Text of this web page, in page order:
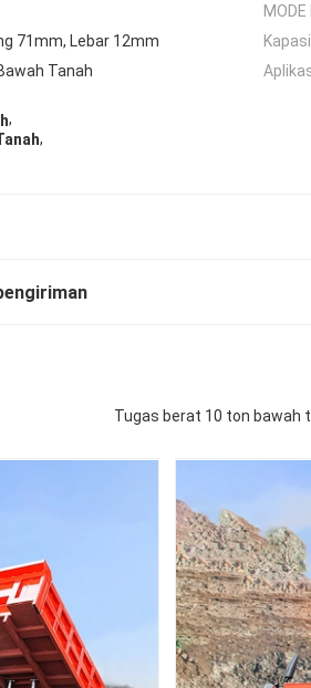
MODE
71mm, Lebar 12mm
Tanah
,
,
Tugas berat 10 ton bawah